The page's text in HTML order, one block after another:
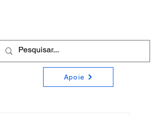
Apoie